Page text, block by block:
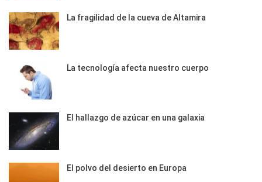
La fragilidad de la cueva de Altamira
La tecnología afecta nuestro cuerpo
El hallazgo de azúcar en una galaxia
El polvo del desierto en Europa